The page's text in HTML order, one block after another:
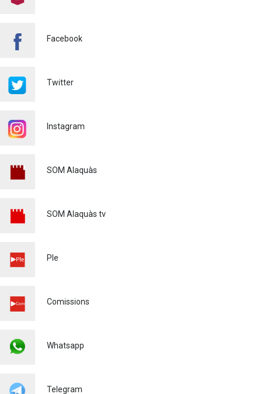
Facebook
Twitter
Instagram
SOM Alaquàs
SOM Alaquàs tv
Ple
Comissions
Whatsapp
Telegram